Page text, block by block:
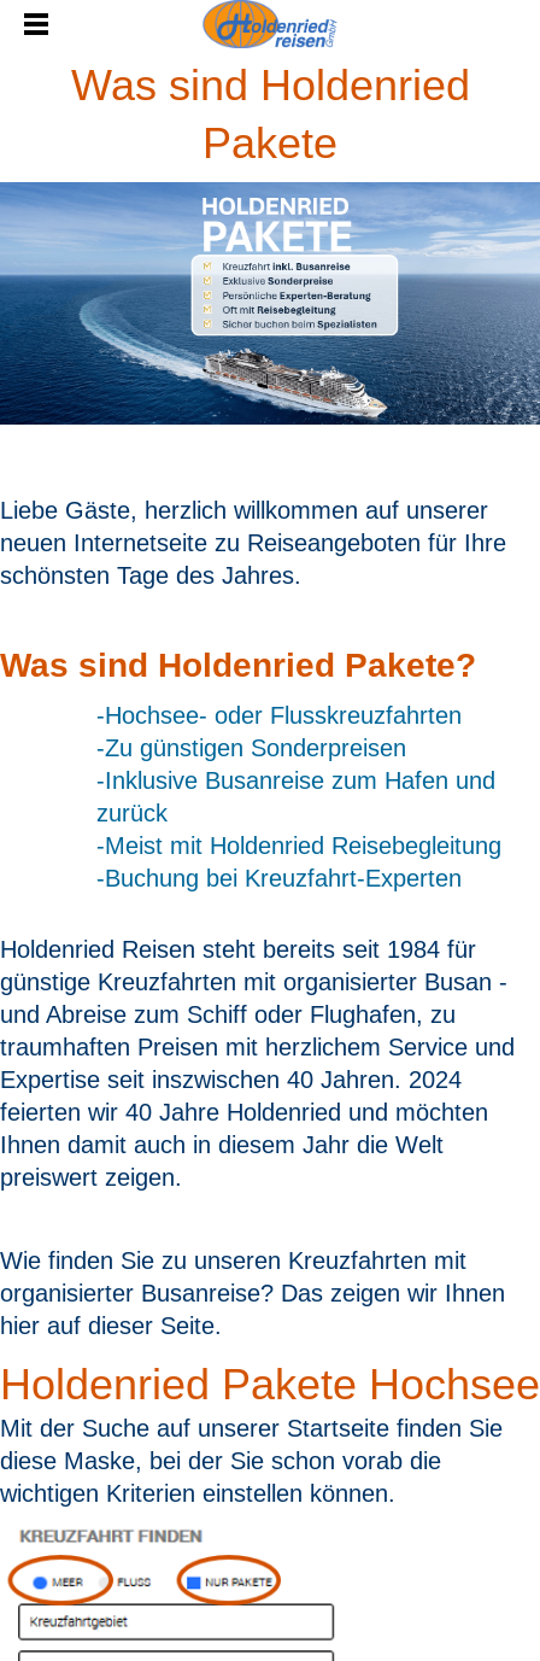
Was sind Holdenried
Pakete
Liebe Gäste, herzlich willkommen auf unserer
neuen Internetseite zu Reiseangeboten für Ihre
schönsten Tage des Jahres.
Was sind Holdenried Pakete?
-Hochsee- oder Flusskreuzfahrten
-Zu günstigen Sonderpreisen
-Inklusive Busanreise zum Hafen und
zurück
-Meist mit Holdenried Reisebegleitung
-Buchung bei Kreuzfahrt-Experten
Holdenried Reisen steht bereits seit 1984 für
günstige Kreuzfahrten mit organisierter Busan -
und Abreise zum Schiff oder Flughafen, zu
traumhaften Preisen mit herzlichem Service und
Expertise seit inszwischen 40 Jahren. 2024
feierten wir 40 Jahre Holdenried und möchten
Ihnen damit auch in diesem Jahr die Welt
preiswert zeigen.
Wie finden Sie zu unseren Kreuzfahrten mit
organisierter Busanreise? Das zeigen wir Ihnen
hier auf dieser Seite.
Holdenried Pakete Hochsee
Mit der Suche auf unserer Startseite finden Sie
diese Maske, bei der Sie schon vorab die
wichtigen Kriterien einstellen können.